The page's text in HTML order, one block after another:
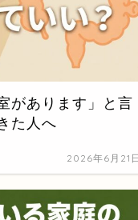
があります」と言
た人へ
2026年6月21